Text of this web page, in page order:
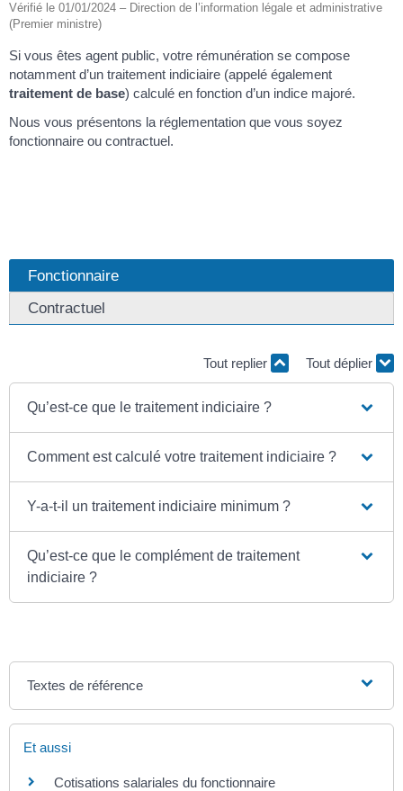
Vérifié le 01/01/2024 – Direction de l’information légale et administrative
(Premier ministre)
Si vous êtes agent public, votre rémunération se compose
notamment d’un traitement indiciaire (appelé également
traitement de base) calculé en fonction d’un indice majoré.
Nous vous présentons la réglementation que vous soyez
fonctionnaire ou contractuel.
Fonctionnaire
Contractuel
Tout replier Tout déplier
Qu’est-ce que le traitement indiciaire ?
Comment est calculé votre traitement indiciaire ?
Y-a-t-il un traitement indiciaire minimum ?
Qu’est-ce que le complément de traitement
indiciaire ?
Textes de référence
Et aussi
Cotisations salariales du fonctionnaire